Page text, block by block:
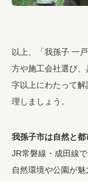
以上、「我孫子 一
方や施工会社選び
字以上にわたって
理しましょう。
我孫子市は自然と
JR常磐線・成田線
自然環境や公園が